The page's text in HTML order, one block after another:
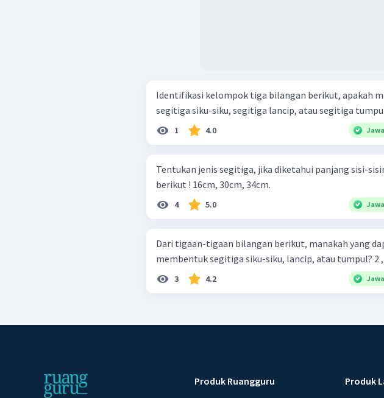
Identifikasi kelompok tiga bilangan berikut, apakah
1 4.0
Tentukan jenis segitiga, jika diketahui panjang sisi-
berikut ! 16cm, 30cm, 34cm.
4 5.0
Dari tigaan-tigaan bilangan berikut, manakah yang
membentuk
3 4.2
Produk Ruangguru Produk